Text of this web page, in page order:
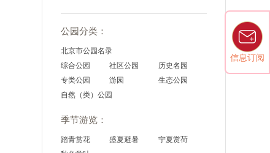
信息订阅
公园分类：
北京市公园名录
综合公园
社区公园
历史名园
专类公园
游园
生态公园
自然（类）公园
季节游览：
踏青赏花 盛夏避暑
宁夏赏荷